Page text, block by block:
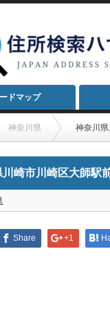
ドマップ
神奈川県 神奈川
崎市川崎区大師駅
Share +1